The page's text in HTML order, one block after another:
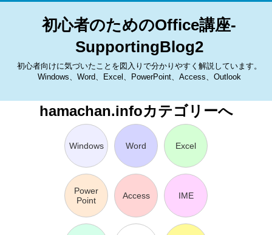
初心者のためのOffice講座-
SupportingBlog2
初心者向けに気づいたことを図入りで分かりやすく解説しています。
Windows、Word、Excel、PowerPoint、Access、Outlook
hamachan.infoカテゴリーへ
Windows Word Excel
Power
Point
Access IME